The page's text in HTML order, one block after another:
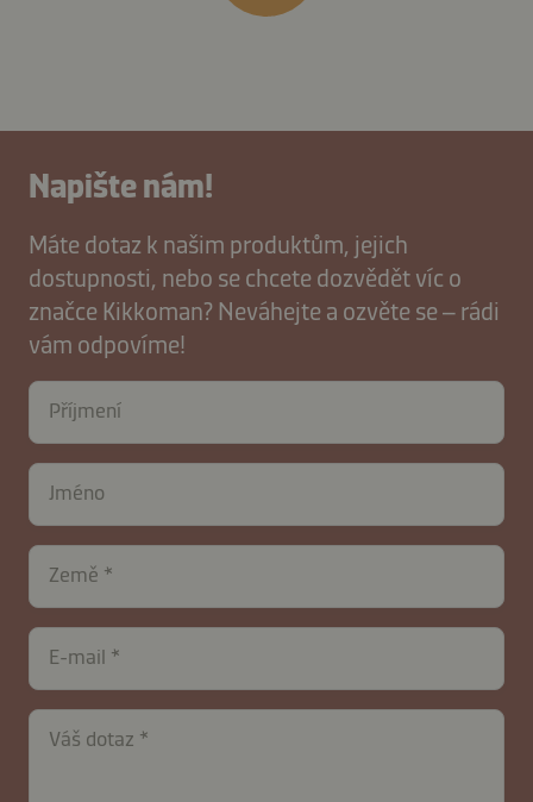
Napište nám!
Máte dotaz k našim produktům, jejich
dostupnosti, nebo se chcete dozvědět víc o
značce Kikkoman? Neváhejte a ozvěte se – rádi
vám odpovíme!
Příjmení
Jméno
Země
E-mail
Váš dotaz